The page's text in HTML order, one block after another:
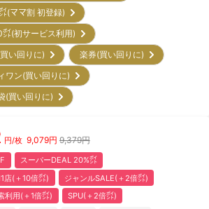
(ママ割 初登録)
㌽(初サービス利用)
買い回りに)
楽券(買い回りに)
ワン(買い回りに)
(買い回りに)
円/枚 9,079円 9,379円
スーパーDEAL 20%㌽
店(＋10倍㌽)
ジャンルSALE(＋2倍㌽)
利用(＋1倍㌽)
SPU(＋2倍㌽)